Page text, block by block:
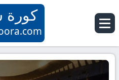
كورة